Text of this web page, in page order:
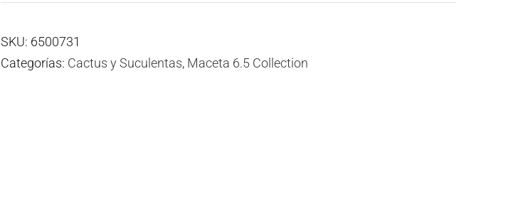
SKU: 6500731
Categorías: Cactus y Suculentas, Maceta 6.5 Collection